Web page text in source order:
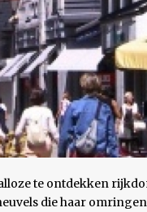
te ontdekken
die haar